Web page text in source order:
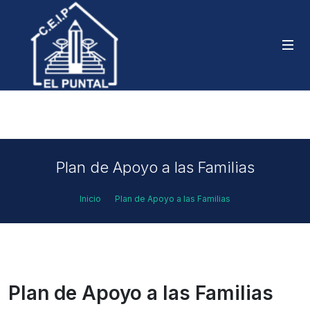
Plan de Apoyo a las Familias
Inicio Plan de Apoyo a las Familias
Plan de Apoyo a las Familias